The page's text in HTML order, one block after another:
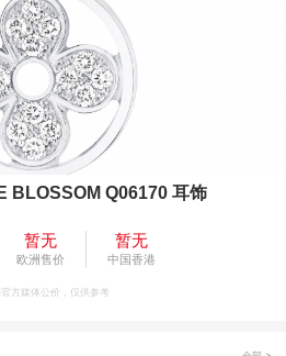
BLOSSOM Q06170 耳饰
暂无
欧洲售价
暂无
中国香港
官方媒体公价，仅供参考